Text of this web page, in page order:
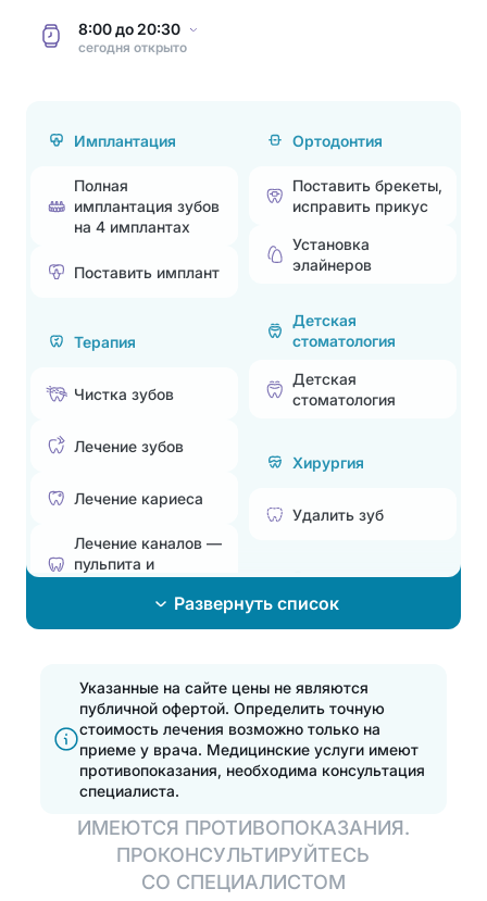
8:00до20:30
сегодняоткрыто
Имплантация
Полная
имплантация зубов
на 4 имплантах
Поставить имплант
Терапия
Чистка зубов
Лечение зубов
Лечение кариеса
Лечение каналов —
пульпита и
Эстетические
реставрации
Отбелить зубы
Протезирование
Полная
имплантация зубов
Ортодонтия
Поставить брекеты,
исправить прикус
Установка
элайнеров
Детская
стоматология
Детская
стоматология
Хирургия
Удалить зуб
Эстетическая
стоматология
Поставить брекеты,
Эстетические
реставрации
Отбелить зубы
элайнеров
Установить виниры
Развернуть список
Указанные на сайте цены не являются
публичной офертой. Определить точную
стоимость лечения возможно только на
приеме у врача. Медицинские услуги имеют
противопоказания, необходима консультация
специалиста.
ИМЕЮТСЯ ПРОТИВОПОКАЗАНИЯ.
ПРОКОНСУЛЬТИРУЙТЕСЬ
СО СПЕЦИАЛИСТОМ